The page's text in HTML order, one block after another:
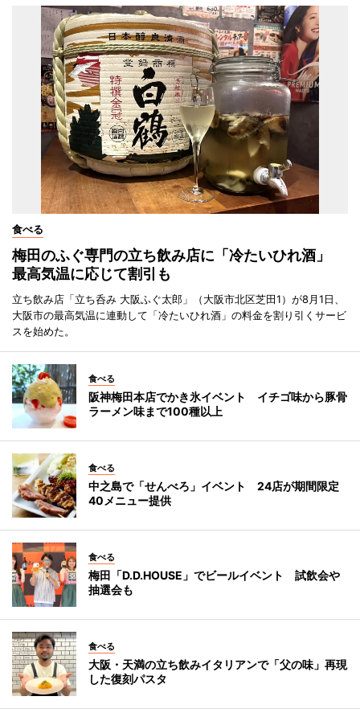
食べる
梅田のふぐ専門の立ち飲み店に「冷たいひれ酒」
最高気温に応じて割引も
立ち飲み店「立ち呑み 大阪ふぐ太郎」（大阪市北区芝田1）が8月1日、
大阪市の最高気温に連動して「冷たいひれ酒」の料金を割り引くサービ
スを始めた。
食べる
阪神梅田本店でかき氷イベント イチゴ味から豚骨
ラーメン味まで100種以上
食べる
中之島で「せんべろ」イベント 24店が期間限定
40メニュー提供
食べる
梅田「D.D.HOUSE」でビールイベント 試飲会や
抽選会も
食べる
大阪・天満の立ち飲みイタリアンで「父の味」再現
した復刻パスタ